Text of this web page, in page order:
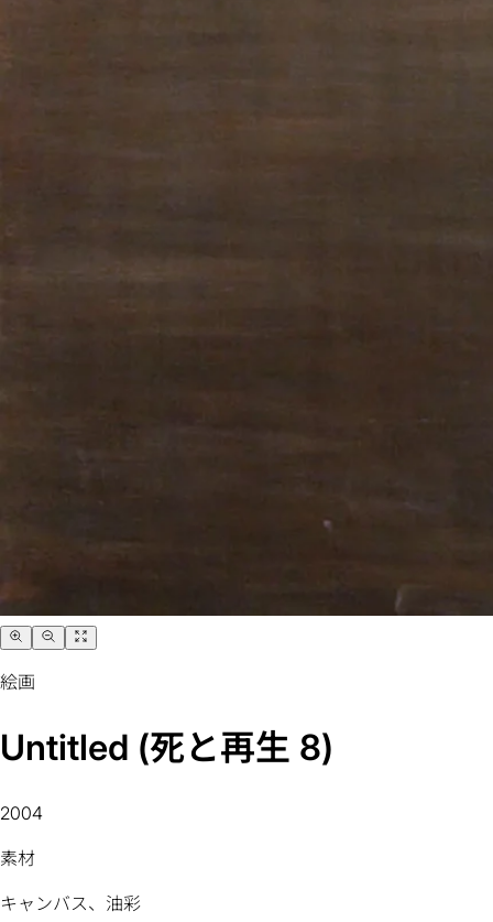
絵画
Untitled (死と再生 8)
2004
素材
キャンバス、油彩